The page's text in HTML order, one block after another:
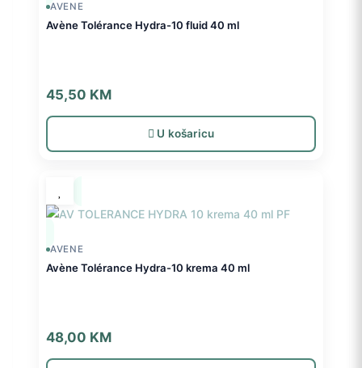
AVENE
Avène Tolérance Hydra-10 fluid 40 ml
45,50 KM
U košaricu
AVENE
Avène Tolérance Hydra-10 krema 40 ml
48,00 KM